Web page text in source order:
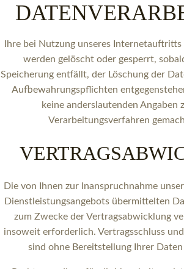
Ihre bei Nutzung unseres
werden gelöscht oder gesperrt,
Speicherung entfällt, der Löschung der
Aufbewahrungspflichten
keine anderslautenden Angaben
Verarbeitungsverfahren
Die von Ihnen zur Inanspruchnahme
Dienstleistungsangebots übermittelten
zum Zwecke der Vertragsabwicklung
insoweit erforderlich. Vertragsschluss
sind ohne Bereitstellung Ihrer